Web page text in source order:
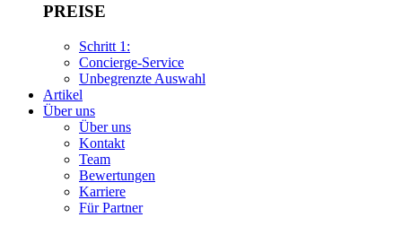
PREISE
Schritt 1:
Concierge-Service
Unbegrenzte Auswahl
Artikel
Über uns
Über uns
Kontakt
Team
Bewertungen
Karriere
Für Partner